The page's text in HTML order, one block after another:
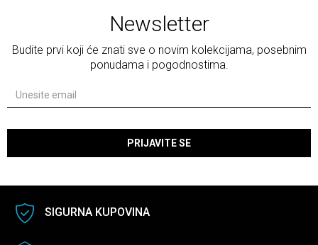
Newsletter
Budite prvi koji će znati sve o novim kolekcijama, posebnim
ponudama i pogodnostima.
PRIJAVITE SE
SIGURNA KUPOVINA